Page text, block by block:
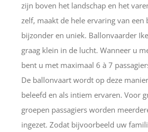
zijn boven het landschap en het
zelf, maakt de hele ervaring van een
bijzonder en uniek. Ballonvaarder
graag klein in de lucht. Wanneer u
bent u met maximaal 6 à 7
De ballonvaart wordt op deze
beleefd en als intiem ervaren. Voor
groepen passagiers worden
ingezet. Zodat bijvoorbeeld uw